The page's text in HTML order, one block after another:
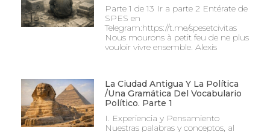
Parte 1 de 13 Ir a parte 2 Entérate de
SPES en
Telegram:https://t.me/spesetcivitas
Nous mourons à petit feu de ne plus
vouloir vivre ensemble. Alexis
La Ciudad Antigua Y La Política
/Una Gramática Del Vocabulario
Político. Parte 1
I. Experiencia y Pensamiento
Nuestras palabras y conceptos, al